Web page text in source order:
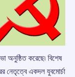
অনুষ্ঠিত করেছে৷ বিশেষ
নেতৃত্বে একদল যুবমোর্চা